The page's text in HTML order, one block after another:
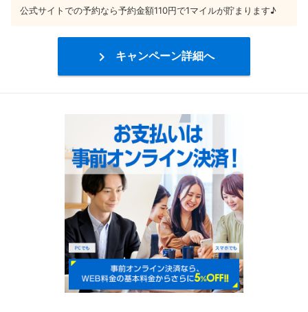
公式サイトでの予約なら予約金額110円で1マイルが貯まります♪
 キャンペーン詳細へ